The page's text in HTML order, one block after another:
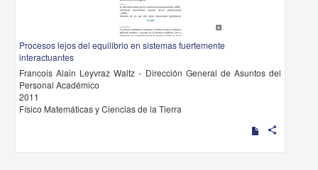
Procesos lejos del equilibrio en sistemas fuertemente
interactuantes
Francois Alain Leyvraz Waltz - Dirección General de Asuntos del
Personal Académico
2011
Físico Matemáticas y Ciencias de la Tierra
share